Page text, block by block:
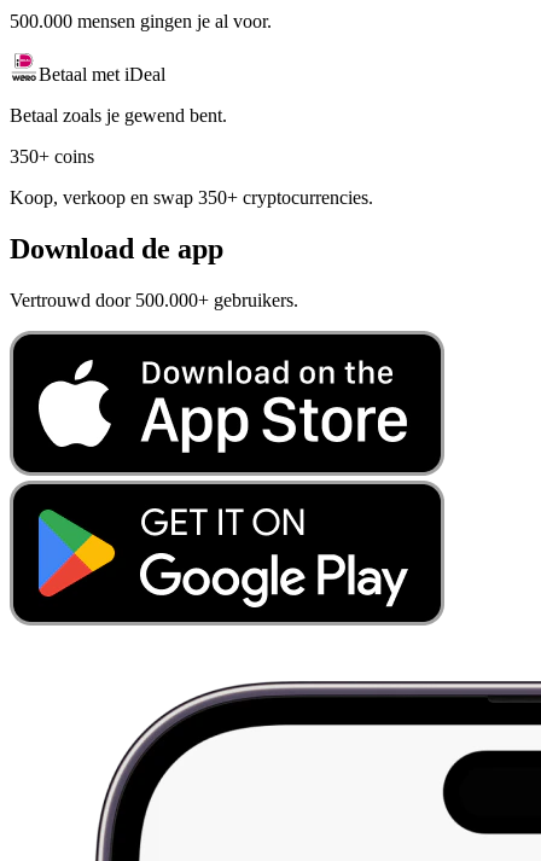
500.000 mensen gingen je al voor.
Betaal met iDeal
Betaal zoals je gewend bent.
350+ coins
Koop, verkoop en swap 350+ cryptocurrencies.
Download de app
Vertrouwd door 500.000+ gebruikers.